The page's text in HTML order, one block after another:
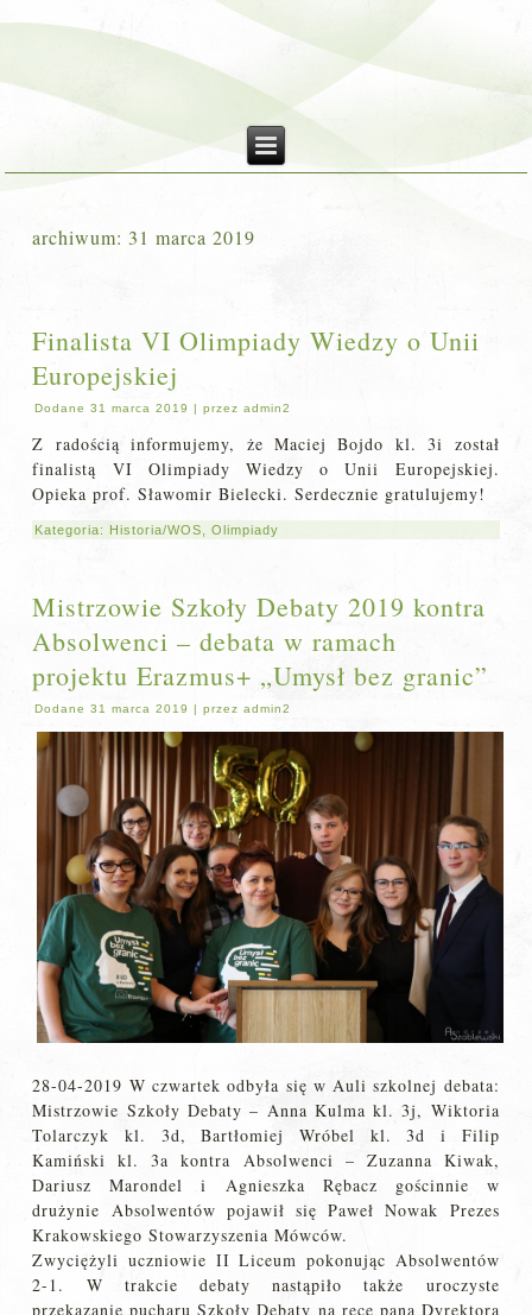
archiwum: 31 marca 2019
Finalista VI Olimpiady Wiedzy o Unii
Europejskiej
Dodane 31 marca 2019 |przez admin2
Z radością informujemy, że Maciej Bojdo kl. 3i został
finalistą VI Olimpiady Wiedzy o Unii Europejskiej.
Opieka prof. Sławomir Bielecki. Serdecznie gratulujemy!
Kategoria: Historia/WOS ,Olimpiady
Mistrzowie Szkoły Debaty 2019 kontra
Absolwenci – debata w ramach
projektu Erazmus+ „Umysł bez granic”
Dodane 31 marca 2019 |przez admin2
28-04-2019 W czwartek odbyła się w Auli szkolnej debata:
Mistrzowie Szkoły Debaty – Anna Kulma kl. 3j, Wiktoria
Tolarczyk kl. 3d, Bartłomiej Wróbel kl. 3d i Filip
Kamiński kl. 3a kontra Absolwenci – Zuzanna Kiwak,
Dariusz Marondel i Agnieszka Rębacz gościnnie w
drużynie Absolwentów pojawił się Paweł Nowak Prezes
Krakowskiego Stowarzyszenia Mówców.
Zwyciężyli uczniowie II Liceum pokonując Absolwentów
2-1. W trakcie debaty nastąpiło także uroczyste
przekazanie pucharu Szkoły Debaty na ręce pana Dyrektora